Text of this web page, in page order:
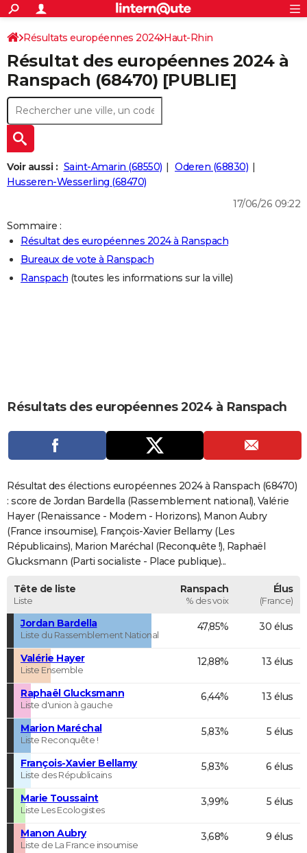
ACTUALITÉS
Politique
Société
Faits Divers
Education
Monde
Villes
+
SPORT
Coupe du monde 2026
Football
Tennis
Cyclisme
Rugby
Forum
Programme TV
TNT
Streaming
Cinéma
Sorties cinéma
Musique
+
FINANCE
Retraite
Impôts
Epargne
Immobilier
Risques naturels par ville
Banque
Assurance
Crédit
AUTO
Essais
Réserver un essai
Citadines
Berlines
SUV
Forum auto
+
HIGH-TECH
Mobiles
Meilleur smartphone
Internet
Ordinateurs
Jeux vidéo
Guide high-tech
+
BRICOLAGE
Guides de France
Escapades
Patrimoine
Expositions
Musées
Week-end nature
LIFESTYLE
Art de vivre
Bien-être
Loisirs
Mode
Modes de vie
CARTE DE VOEUX
Carte de Noël
Carte Bonne année
Carte Saint-Valentin
Carte Pâques
Carte d'anniversaire
DICTIONNAIRE
Dictionnaire
Biographies
Citations
Expressions
Proverbes
PROGRAMME TV
COPAINS D'AVANT
S'inscrire
Se connecter
Lycées
Collèges
Primaires
Universités
Entreprises
Service militaire
Avis de recherche
AVIS DE DÉCÈS
FORUM
S'inscrire
Connexion
Résultats européennes 2024 Haut-Rhin
Résultat des européennes 2024 à
Ranspach (68470) [PUBLIE]
Voir aussi : Saint-Amarin (68550)
Oderen (68830)
Husseren-Wesserling (68470)
17/06/26 09:22
Sommaire :
Résultat des européennes 2024 à Ranspach
Bureaux de vote à Ranspach
Ranspach (toutes les informations sur la ville)
Résultats des européennes 2024 à Ranspach
Résultat des élections européennes 2024 à Ranspach (68470)
: score de Jordan Bardella (Rassemblement national), Valérie
Hayer (Renaissance - Modem - Horizons), Manon Aubry
(France insoumise), François-Xavier Bellamy (Les
Républicains), Marion Maréchal (Reconquête !), Raphaël
Glucksmann (Parti socialiste - Place publique)...
Tête de liste
Liste
Ranspach
% des voix
Élus
(France)
Jordan Bardella
Liste du Rassemblement National
47,85% 30 élus
Valérie Hayer
Liste Ensemble
12,88% 13 élus
Raphaël Glucksmann
Liste d'union à gauche
6,44% 13 élus
Marion Maréchal
Liste Reconquête !
5,83% 5 élus
François-Xavier Bellamy
Liste des Républicains
5,83% 6 élus
Marie Toussaint
Liste Les Ecologistes
3,99% 5 élus
Manon Aubry
Liste de La France insoumise
3,68% 9 élus